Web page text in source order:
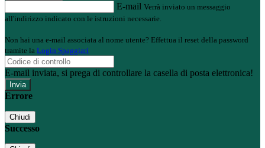
E-mail Verrà inviato un messaggio
all'indirizzo indicato con le istruzioni necessarie.
Non hai una e-mail associata al nome utente? Effettua il reset della password
tramite la Login Spaggiari
E-mail inviata, si prega di controllare la casella di posta elettronica!
Errore
Chiudi
Successo